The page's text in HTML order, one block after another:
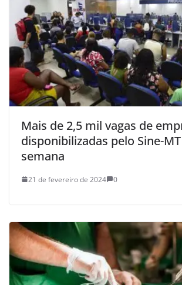
Mais de 2,5 mil vagas de
disponibilizadas pelo Sine-
semana
21 de fevereiro de 2024 0